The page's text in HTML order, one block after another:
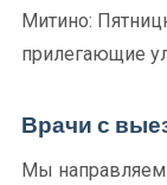
Митино:
прилегающие
Врачи с
Мы направляем